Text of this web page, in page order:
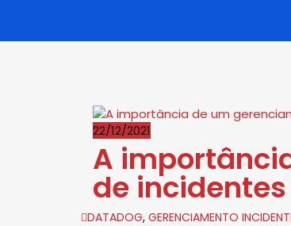
22/12/2021
A
de incidentes
DATADOG, GERENCIAMENTO